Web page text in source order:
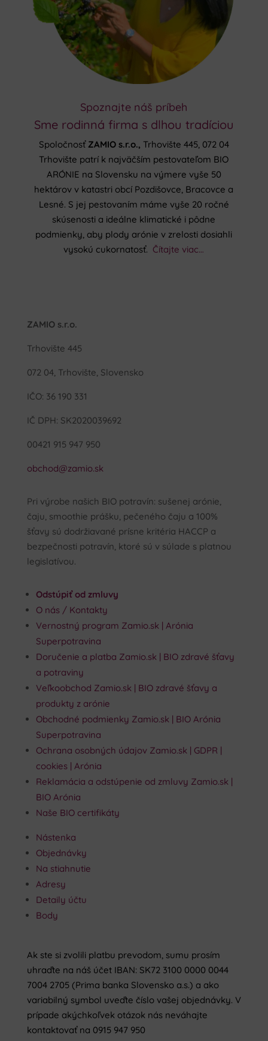
Spoznajte náš príbeh
Sme rodinná firma s dlhou tradíciou
Spoločnosť ZAMIO s.r.o., Trhovište 445, 072 04
Trhovište patrí k najväčším pestovateľom BIO
ARÓNIE na Slovensku na výmere vyše 50
hektárov v katastri obcí Pozdišovce, Bracovce a
Lesné. S jej pestovaním máme vyše 20 ročné
skúsenosti a ideálne klimatické i pôdne
podmienky, aby plody arónie v zrelosti dosiahli
vysokú cukornatosť. Čítajte viac…
ZAMIO s.r.o.
Trhovište 445
072 04, Trhovište, Slovensko
IČO: 36 190 331
IČ DPH: SK2020039692
00421 915 947 950
obchod@zamio.sk
Pri výrobe našich BIO potravín: sušenej arónie,
čaju, smoothie prášku, pečeného čaju a 100%
šťavy sú dodržiavané prísne kritéria HACCP a
bezpečnosti potravín, ktoré sú v súlade s platnou
legislatívou.
Odstúpiť od zmluvy
O nás / Kontakty
Vernostný program Zamio.sk | Arónia
Superpotravina
Doručenie a platba Zamio.sk | BIO zdravé šťavy
a potraviny
Veľkoobchod Zamio.sk | BIO zdravé šťavy a
produkty z arónie
Obchodné podmienky Zamio.sk | BIO Arónia
Superpotravina
Ochrana osobných údajov Zamio.sk | GDPR |
cookies | Arónia
Reklamácia a odstúpenie od zmluvy Zamio.sk |
BIO Arónia
Naše BIO certifikáty
Nástenka
Objednávky
Na stiahnutie
Adresy
Detaily účtu
Body
Ak ste si zvolili platbu prevodom, sumu prosím
uhraďte na náš účet IBAN: SK72 3100 0000 0044
7004 2705 (Prima banka Slovensko a.s.) a ako
variabilný symbol uveďte číslo vašej objednávky. V
prípade akýchkoľvek otázok nás neváhajte
kontaktovať na 0915 947 950